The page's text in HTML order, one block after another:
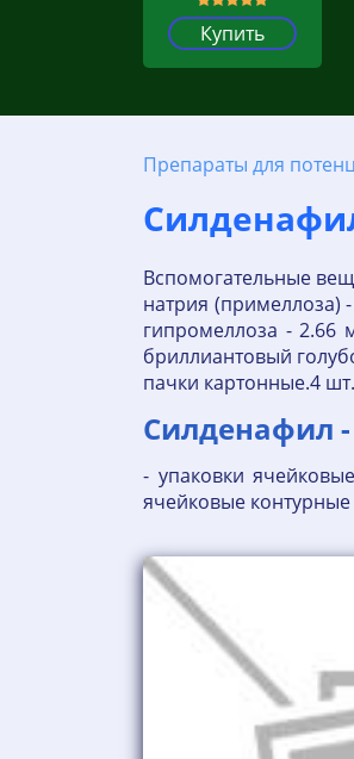
Купить
Препараты для
Вспомогательные
натрия (примеллоза)
гипромеллоза - 2.66
бриллиантовый
пачки картонные.4
Силденафил
- упаковки
ячейковые